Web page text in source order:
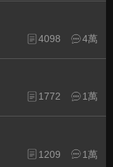
4098 4萬
1772 1萬
1209 1萬